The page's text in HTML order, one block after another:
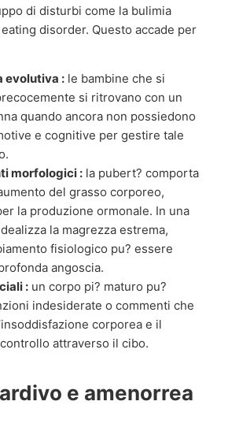
di disturbi come la bulimia
disorder. Questo accade per
evolutiva : le bambine che si
si ritrovano con un
quando ancora non possiedono
e cognitive per gestire tale
morfologici : la pubert? comporta
del grasso corporeo,
la produzione ormonale. In una
la magrezza estrema,
fisiologico pu? essere
angoscia.
: un corpo pi? maturo pu?
indesiderate o commenti che
corporea e il
attraverso il cibo.
e amenorrea